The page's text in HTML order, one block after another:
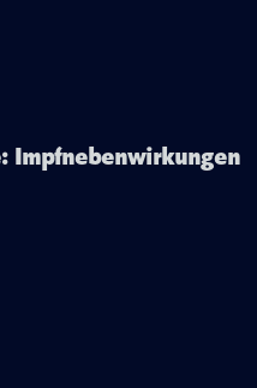
Impfnebenwirkungen